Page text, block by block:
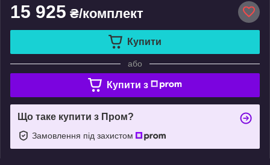
15 925 ₴/комплект
Купити
або
Купити з
Що таке купити з Пром?
Замовлення під захистом